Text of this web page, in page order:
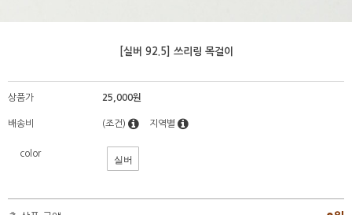
[실버 92.5] 쓰리링 목걸이
상품가 25,000원
배송비 (조건) 지역별
color 실버